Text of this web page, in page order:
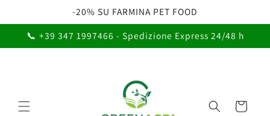
ai contenuti
-20% SU FARMINA PET FOOD
📞 +39 347 1997466 - Spedizione Express 24/48 h
Carrello